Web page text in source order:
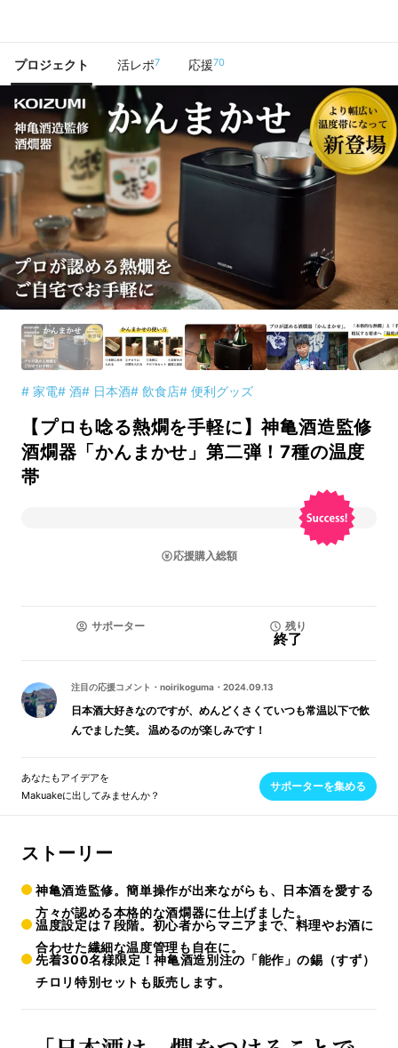
プロジェクト 活レポ7 応援70
# 家電# 酒# 日本酒# 飲食店# 便利グッズ
【プロも唸る熱燗を手軽に】神亀酒造監修
酒燗器「かんまかせ」第二弾！7種の温度
帯
応援購入総額
サポーター 残り
終了
注目の応援コメント ・ noirikoguma ・ 2024.09.13
日本酒大好きなのですが、めんどくさくていつも常温以下で飲
んでました笑。 温めるのが楽しみです！
あなたもアイデアを
Makuakeに出してみませんか？
サポーターを集める
ストーリー
神亀酒造監修。簡単操作が出来ながらも、日本酒を愛する
方々が認める本格的な酒燗器に仕上げました。
温度設定は７段階。初心者からマニアまで、料理やお酒に
合わせた繊細な温度管理も自在に。
先着300名様限定！神亀酒造別注の「能作」の錫（すず）
チロリ特別セットも販売します。